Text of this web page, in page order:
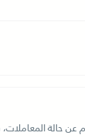
حالة المعاملات،